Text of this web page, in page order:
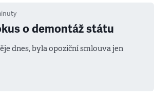
o demontáž státu
dnes, byla opoziční smlouva jen